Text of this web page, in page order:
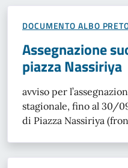
DOCUMENTO ALBO
Assegnazione
piazza Nassiriya
avviso per
stagionale, fino al 30/
di Piazza Nassiriya